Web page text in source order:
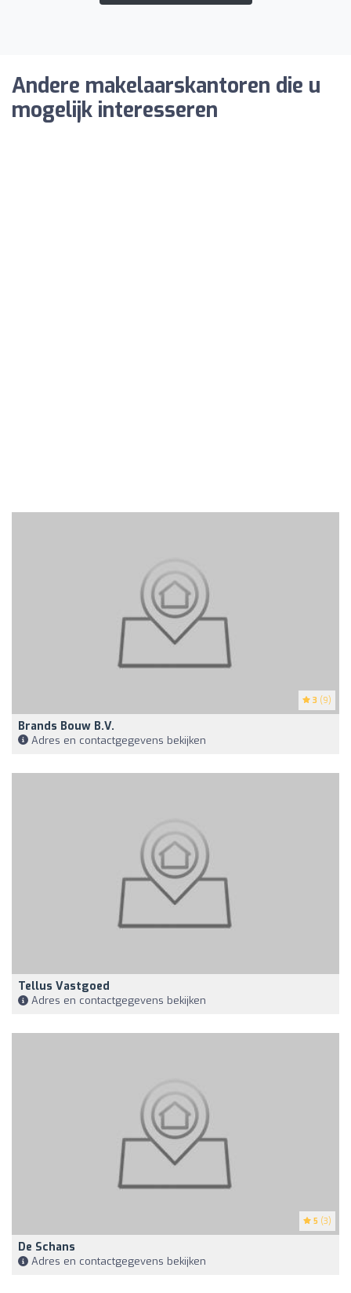
Andere makelaarskantoren die u
mogelijk interesseren
3 (9)
Brands Bouw B.V.
Adres en contactgegevens bekijken
Tellus Vastgoed
Adres en contactgegevens bekijken
5 (3)
De Schans
Adres en contactgegevens bekijken